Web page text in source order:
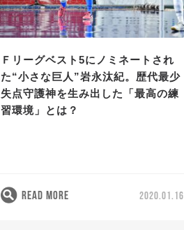
Ｆリーグベスト5にノミネートされ
た“小さな巨人”岩永汰紀。歴代最少
失点守護神を生み出した「最高の練
習環境」とは？
READ MORE 2020.01.16